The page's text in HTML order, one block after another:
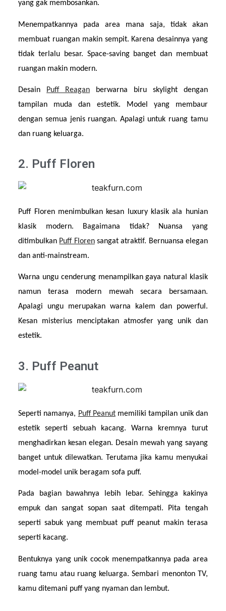
yang gak membosankan.
Menempatkannya pada area mana saja, tidak akan
membuat ruangan makin sempit. Karena desainnya yang
tidak terlalu besar. Space-saving banget dan membuat
ruangan makin modern.
Desain Puff Reagan berwarna biru skylight dengan
tampilan muda dan estetik. Model yang membaur
dengan semua jenis ruangan. Apalagi untuk ruang tamu
dan ruang keluarga.
2. Puff Floren
Puff Floren menimbulkan kesan luxury klasik ala hunian
klasik modern. Bagaimana tidak? Nuansa yang
ditimbulkan Puff Floren sangat atraktif. Bernuansa elegan
dan anti-mainstream.
Warna ungu cenderung menampilkan gaya natural klasik
namun terasa modern mewah secara bersamaan.
Apalagi ungu merupakan warna kalem dan powerful.
Kesan misterius menciptakan atmosfer yang unik dan
estetik.
3. Puff Peanut
Seperti namanya, Puff Peanut memiliki tampilan unik dan
estetik seperti sebuah kacang. Warna kremnya turut
menghadirkan kesan elegan. Desain mewah yang sayang
banget untuk dilewatkan. Terutama jika kamu menyukai
model-model unik beragam sofa puff.
Pada bagian bawahnya lebih lebar. Sehingga kakinya
empuk dan sangat sopan saat ditempati. Pita tengah
seperti sabuk yang membuat puff peanut makin terasa
seperti kacang.
Bentuknya yang unik cocok menempatkannya pada area
ruang tamu atau ruang keluarga. Sembari menonton TV,
kamu ditemani puff yang nyaman dan lembut.